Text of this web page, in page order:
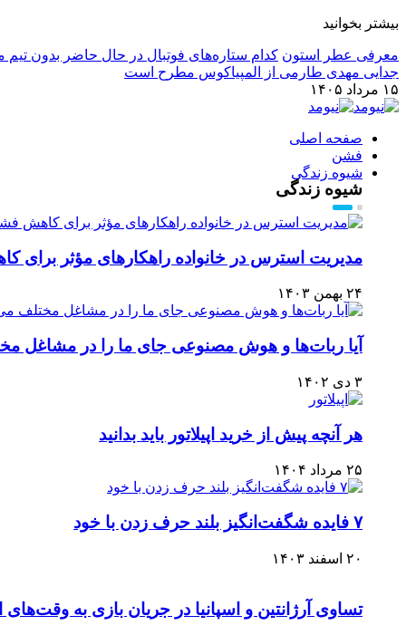
بیشتر بخوانید
معرفی عطر استون کدام ستاره‌های فوتبال در حال حاضر بدون تیم
جدایی مهدی طارمی از المپیاکوس مطرح است
۱۵ مرداد ۱۴۰۵
صفحه اصلی
فشن
شیوه زندگی
شیوه زندگی
مدیریت استرس در خانواده راهکارهای مؤثر برای
۲۴ بهمن ۱۴۰۳
آیا ربات‌ها و هوش مصنوعی جای ما را در مشاغل
۳ دی ۱۴۰۲
هر آنچه پیش از خرید اپیلاتور باید بدانید
۲۵ مرداد ۱۴۰۴
۷ فایده شگفت‌انگیز بلند حرف زدن با خود
۲۰ اسفند ۱۴۰۳
تساوی آرژانتین و اسپانیا در جریان بازی به